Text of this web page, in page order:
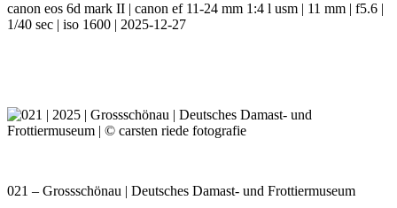
canon eos 6d mark II | canon ef 11-24 mm 1:4 l usm | 11 mm | f5.6 |
1/40 sec | iso 1600 | 2025-12-27
021 – Grossschönau | Deutsches Damast- und Frottiermuseum